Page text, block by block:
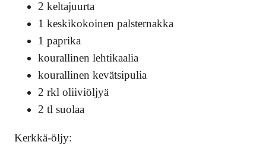
2 keltajuurta
1 keskikokoinen palsternakka
1 paprika
kourallinen lehtikaalia
kourallinen kevätsipulia
2 rkl oliiviöljyä
2 tl suolaa
Kerkkä-öljy: